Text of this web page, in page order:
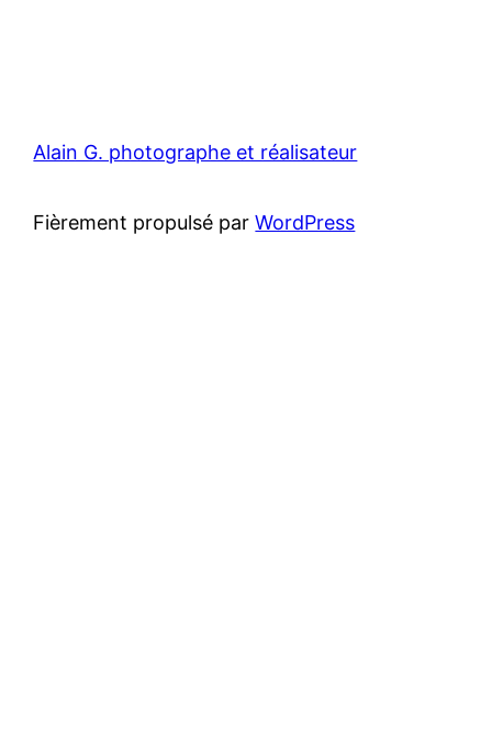
Alain G. photographe et réalisateur
Fièrement propulsé parWordPress